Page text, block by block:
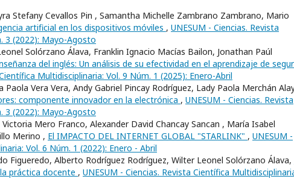
Stefany Cevallos Pin , Samantha Michelle Zambrano Zambrano, Mario
artificial en los dispositivos móviles , UNESUM - Ciencias. Revista
3 (2022): Mayo-Agosto
Solórzano Álava, Franklin Ignacio Macías Bailon, Jonathan Paúl
del inglés: Un análisis de su efectividad en el aprendizaje de
Multidisciplinaria: Vol. 9 Núm. 1 (2025): Enero-Abril
Vera Vera, Andy Gabriel Pincay Rodríguez, Lady Paola Merchán
componente innovador en la electrónica , UNESUM - Ciencias. Revista
3 (2022): Mayo-Agosto
Mero Franco, Alexander David Chancay Sancan , Marí­a Isabel
Merino , El IMPACTO DEL INTERNET GLOBAL "STARLINK" , UNESUM -
Vol. 6 Núm. 1 (2022): Enero - Abril
Figueredo, Alberto Rodríguez Rodríguez, Wilter Leonel Solórzano Álava,
práctica docente , UNESUM - Ciencias. Revista Científica